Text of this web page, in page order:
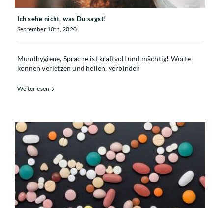
Ich sehe nicht, was Du sagst!
September 10th, 2020
Mundhygiene, Sprache ist kraftvoll und mächtig! Worte
können verletzen und heilen, verbinden
Weiterlesen
Volksdroge Jammern, Lästern, Nörgeln